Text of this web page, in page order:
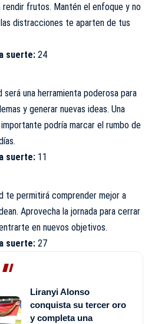
rendir frutos. Mantén el enfoque y no
distracciones te aparten de tus
suerte: 24
será una herramienta poderosa para
y generar nuevas ideas. Una
podría marcar el rumbo de
suerte: 11
te permitirá comprender mejor a
Aprovecha la jornada para cerrar
en nuevos objetivos.
suerte: 27
Liranyi Alonso
conquista su tercer oro
y completa una